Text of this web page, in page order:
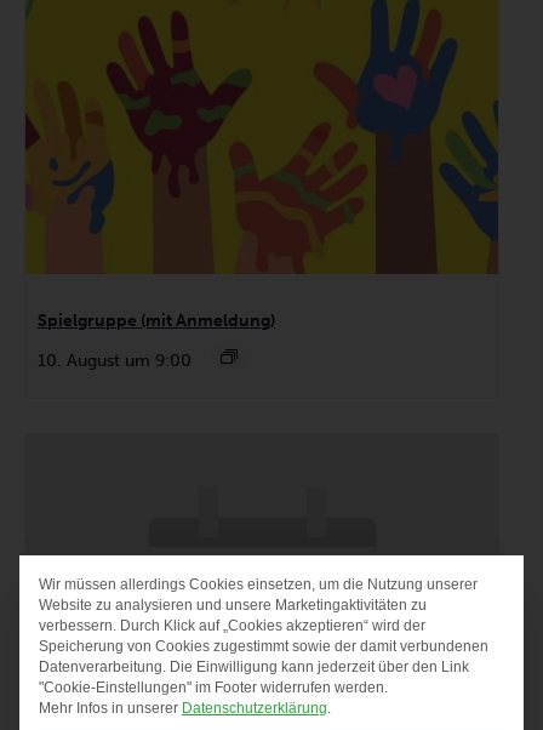
Spielgruppe (mit Anmeldung)
10. August um 9:00
DATENSCHUTZ-
Wir müssen allerdings Cookies einsetzen, um die Nutzung unserer
Website zu analysieren und unsere Marketingaktivitäten zu
verbessern. Durch Klick auf „Cookies akzeptieren“ wird der
Speicherung von Cookies zugestimmt sowie der damit verbundenen
Datenverarbeitung. Die Einwilligung kann jederzeit über den Link
"Cookie-Einstellungen" im Footer widerrufen werden.
Mehr Infos in unserer Datenschutzerklärung.